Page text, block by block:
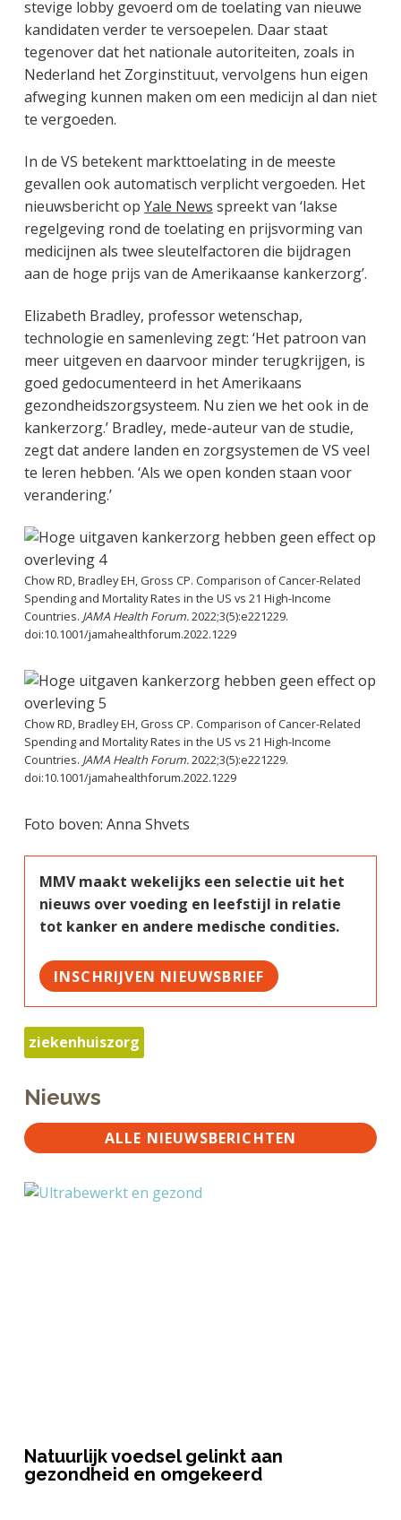
stevige lobby gevoerd om de toelating van nieuwe
kandidaten verder te versoepelen. Daar staat
tegenover dat het nationale autoriteiten, zoals in
Nederland het Zorginstituut, vervolgens hun eigen
afweging kunnen maken om een medicijn al dan niet
te vergoeden.
In de VS betekent markttoelating in de meeste
gevallen ook automatisch verplicht vergoeden. Het
nieuwsbericht op Yale News spreekt van ‘lakse
regelgeving rond de toelating en prijsvorming van
medicijnen als twee sleutelfactoren die bijdragen
aan de hoge prijs van de Amerikaanse kankerzorg’.
Elizabeth Bradley, professor wetenschap,
technologie en samenleving zegt: ‘Het patroon van
meer uitgeven en daarvoor minder terugkrijgen, is
goed gedocumenteerd in het Amerikaans
gezondheidszorgsysteem. Nu zien we het ook in de
kankerzorg.’ Bradley, mede-auteur van de studie,
zegt dat andere landen en zorgsystemen de VS veel
te leren hebben. ‘Als we open konden staan voor
verandering.’
Chow RD, Bradley EH, Gross CP. Comparison of Cancer-Related
Spending and Mortality Rates in the US vs 21 High-Income
Countries. JAMA Health Forum.2022;3(5):e221229.
doi:10.1001/jamahealthforum.2022.1229
Chow RD, Bradley EH, Gross CP. Comparison of Cancer-Related
Spending and Mortality Rates in the US vs 21 High-Income
Countries. JAMA Health Forum.2022;3(5):e221229.
doi:10.1001/jamahealthforum.2022.1229
Foto boven: Anna Shvets
MMV maakt wekelijks een selectie uit het
nieuws over voeding en leefstijl in relatie
tot kanker en andere medische condities.
INSCHRIJVEN NIEUWSBRIEF
ziekenhuiszorg
Nieuws
ALLE NIEUWSBERICHTEN
Natuurlijk voedsel gelinkt aan
gezondheid en omgekeerd